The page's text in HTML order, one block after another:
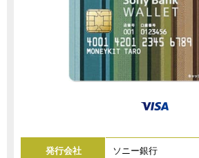
発行会社 ソニー銀行